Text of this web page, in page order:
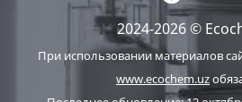
2024-2026 ©
При использовании материалов
www.ecochem.uz